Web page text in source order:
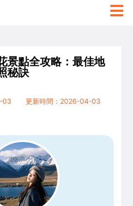
景點全攻略：最佳地
秘訣
03
更新時間：2026-04-03